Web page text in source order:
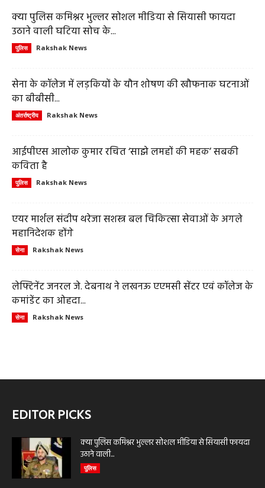
क्या पुलिस कमिश्नर भुल्लर सोशल मीडिया से सियासी फायदा
उठाने वाली घटिया सोच के...
पुलिस Rakshak News
सेना के कॉलेज में लड़कियों के यौन शोषण की खौफनाक घटनाओं
का बीबीसी...
अंतर्राष्ट्रीय Rakshak News
आईपीएस आलोक कुमार रचित ‘साझे लमहों की महक’ सबकी
कविता है
पुलिस Rakshak News
एयर मार्शल संदीप थरेजा सशस्त्र बल चिकित्सा सेवाओं के अगले
महानिदेशक होंगे
सेना Rakshak News
लेफ्टिनेंट जनरल जे. देबनाथ ने लखनऊ एएमसी सेंटर एवं कॉलेज के
कमांडेंट का ओहदा...
सेना Rakshak News
EDITOR PICKS
क्या पुलिस कमिश्नर भुल्लर सोशल मीडिया से सियासी फायदा
उठाने वाली...
पुलिस